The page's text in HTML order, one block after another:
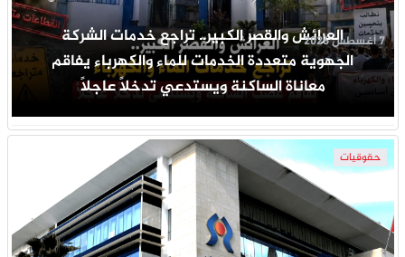
العرائش والقصر الكبير.. تراجع خدمات الشركة
الجهوية متعددة الخدمات للماء والكهرباء يفاقم
معاناة الساكنة ويستدعي تدخلاً عاجلاً
7 أغسطس 2026
حقوقيات